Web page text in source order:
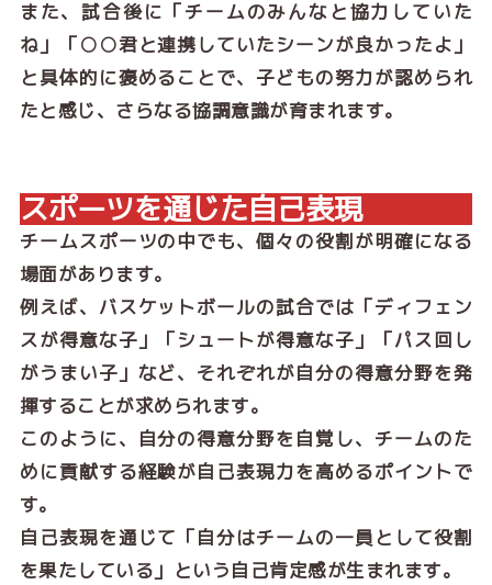
また、試合後に「チームのみんなと協力していた
ね」「○○君と連携していたシーンが良かったよ」
と具体的に褒めることで、子どもの努力が認められ
たと感じ、さらなる協調意識が育まれます。
スポーツを通じた自己表現
チームスポーツの中でも、個々の役割が明確になる
場面があります。
例えば、バスケットボールの試合では「ディフェン
スが得意な子」「シュートが得意な子」「パス回し
がうまい子」など、それぞれが自分の得意分野を発
揮することが求められます。
このように、自分の得意分野を自覚し、チームのた
めに貢献する経験が自己表現力を高めるポイントで
す。
自己表現を通じて「自分はチームの一員として役割
を果たしている」という自己肯定感が生まれます。